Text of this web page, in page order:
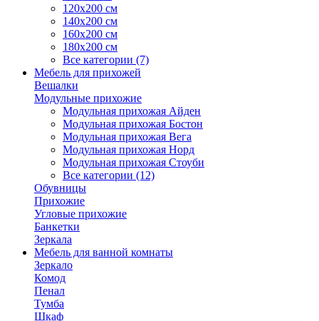
120х200 см
140х200 см
160х200 см
180х200 см
Все категории (7)
Мебель для прихожей
Вешалки
Модульные прихожие
Модульная прихожая Айден
Модульная прихожая Бостон
Модульная прихожая Вега
Модульная прихожая Норд
Модульная прихожая Стоуби
Все категории (12)
Обувницы
Прихожие
Угловые прихожие
Банкетки
Зеркала
Мебель для ванной комнаты
Зеркало
Комод
Пенал
Тумба
Шкаф